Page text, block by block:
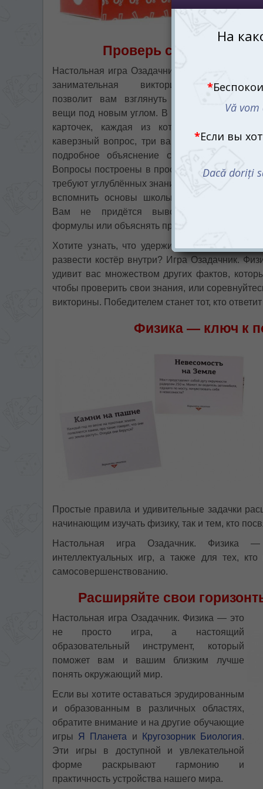
Проверь себя: есть ли
Настольная игра Озадачник. Физика — это
занимательная викторина, которая
позволит вам взглянуть на обыденные
вещи под новым углом. В набор входят 45
карточек, каждая из которых содержит
каверзный вопрос, три варианта ответа и
подробное объяснение с иллюстрацией.
Вопросы построены в простой форме и не
требуют углублённых знаний — достаточно
вспомнить основы школьной программы.
Вам не придётся выводить сложные
формулы или объяснять правило буравчика.
Хотите узнать, что удерживает поезд на
развести костёр внутри? Игра Озадачник.
удивит вас множеством других фактов,
чтобы проверить свои знания, или
викторины. Победителем станет тот, кто
Физика — ключ к
Простые правила и удивительные задачки
начинающим изучать физику, так и тем, кто
Настольная игра Озадачник. Физика
интеллектуальных игр, а также для тех,
самосовершенствованию.
Расширяйте свои
Настольная игра Озадачник. Физика — это
не просто игра, а настоящий
образовательный инструмент, который
поможет вам и вашим близким лучше
понять окружающий мир.
Если вы хотите оставаться эрудированным
и образованным в различных областях,
обратите внимание и на другие обучающие
игры Я Планета и Кругозорник Биология.
Эти игры в доступной и увлекательной
форме раскрывают гармонию и
практичность устройства нашего мира.